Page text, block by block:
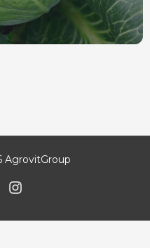
AgrovitGroup